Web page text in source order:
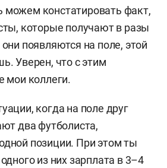
констатировать факт,
которые получают в разы
появляются на поле, этой
Уверен, что с этим
мои коллеги.
когда на поле друг
два футболиста,
позиции. При этом ты
из них зарплата в 3–4